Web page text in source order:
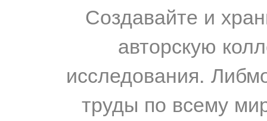
Создавайте и
авторскую
исследования.
труды по всему